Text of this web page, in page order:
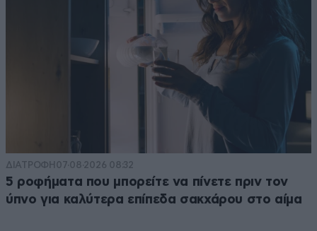
ΔΙΑΤΡΟΦΗ 07·08·2026 08:32
5 ροφήματα που μπορείτε να πίνετε πριν τον
ύπνο για καλύτερα επίπεδα σακχάρου στο αίμα